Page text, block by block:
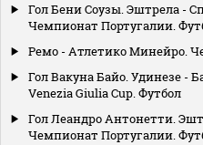
Гол Бени Соузы. Эштрела -
Чемпионат Португалии.
Ремо - Атлетико Минейро.
Гол Вакуна Байо. Удинезе -
Venezia Giulia Cup. Футбол
Гол Леандро Антонетти.
Чемпионат Португалии.